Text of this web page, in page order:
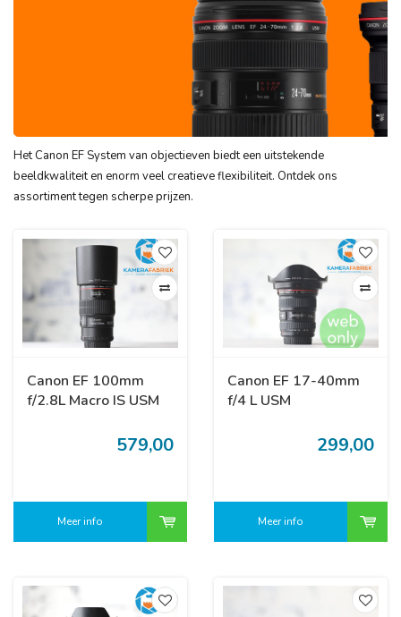
Het Canon EF System van objectieven biedt een uitstekende
beeldkwaliteit en enorm veel creatieve flexibiliteit. Ontdek ons
assortiment tegen scherpe prijzen.
Canon EF 100mm
f/2.8L Macro IS USM
579,00
Meer info
Canon EF 17-40mm
f/4 L USM
299,00
Meer info